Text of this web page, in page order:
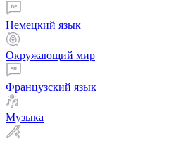
Немецкий язык
Окружающий мир
Французский язык
Музыка